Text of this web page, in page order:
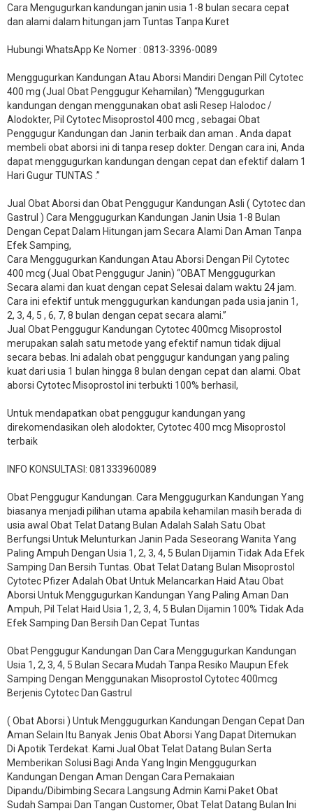
Cara Mengugurkan kandungan janin usia 1-8 bulan secara cepat
dan alami dalam hitungan jam Tuntas Tanpa Kuret
Hubungi WhatsApp Ke Nomer : 0813-3396-0089​
Menggugurkan Kandungan Atau Aborsi Mandiri Dengan Pill Cytotec
400 mg (Jual Obat Penggugur Kehamilan) “Menggugurkan
kandungan dengan menggunakan obat asli Resep Halodoc /
Alodokter, Pil Cytotec Misoprostol 400 mcg , sebagai Obat
Penggugur Kandungan dan Janin terbaik dan aman . Anda dapat
membeli obat aborsi ini di tanpa resep dokter. Dengan cara ini, Anda
dapat menggugurkan kandungan dengan cepat dan efektif dalam 1
Hari Gugur TUNTAS .”
Jual Obat Aborsi dan Obat Penggugur Kandungan Asli ( Cytotec dan
Gastrul ) Cara Menggugurkan Kandungan Janin Usia 1-8 Bulan
Dengan Cepat Dalam Hitungan jam Secara Alami Dan Aman Tanpa
Efek Samping,
Cara Menggugurkan Kandungan Atau Aborsi Dengan Pil Cytotec
400 mcg (Jual Obat Penggugur Janin) “OBAT Menggugurkan
Secara alami dan kuat dengan cepat Selesai dalam waktu 24 jam.
Cara ini efektif untuk menggugurkan kandungan pada usia janin 1,
2, 3, 4, 5 , 6, 7, 8 bulan dengan cepat secara alami.”
Jual Obat Penggugur Kandungan Cytotec 400mcg Misoprostol
merupakan salah satu metode yang efektif namun tidak dijual
secara bebas. Ini adalah obat penggugur kandungan yang paling
kuat dari usia 1 bulan hingga 8 bulan dengan cepat dan alami. Obat
aborsi Cytotec Misoprostol ini terbukti 100% berhasil,
Untuk mendapatkan obat penggugur kandungan yang
direkomendasikan oleh alodokter, Cytotec 400 mcg Misoprostol
terbaik
INFO KONSULTASI: 081333960089
​Obat Penggugur Kandungan. Cara Menggugurkan Kandungan Yang
biasanya menjadi pilihan utama apabila kehamilan masih berada di
usia awal Obat Telat Datang Bulan Adalah Salah Satu Obat
Berfungsi Untuk Melunturkan Janin Pada Seseorang Wanita Yang
Paling Ampuh Dengan Usia 1, 2, 3, 4, 5 Bulan Dijamin Tidak Ada Efek
Samping Dan Bersih Tuntas. Obat Telat Datang Bulan Misoprostol
Cytotec Pfizer Adalah Obat Untuk Melancarkan Haid Atau Obat
Aborsi Untuk Menggugurkan Kandungan Yang Paling Aman Dan
Ampuh, Pil Telat Haid Usia 1, 2, 3, 4, 5 Bulan Dijamin 100% Tidak Ada
Efek Samping Dan Bersih Dan Cepat Tuntas
Obat Penggugur Kandungan Dan Cara Menggugurkan Kandungan
Usia 1, 2, 3, 4, 5 Bulan Secara Mudah Tanpa Resiko Maupun Efek
Samping Dengan Menggunakan Misoprostol Cytotec 400mcg
Berjenis Cytotec Dan Gastrul
( Obat Aborsi ) Untuk Menggugurkan Kandungan Dengan Cepat Dan
Aman Selain Itu Banyak Jenis Obat Aborsi Yang Dapat Ditemukan
Di Apotik Terdekat. Kami Jual Obat Telat Datang Bulan Serta
Memberikan Solusi Bagi Anda Yang Ingin Menggugurkan
Kandungan Dengan Aman Dengan Cara Pemakaian
Dipandu/Dibimbing Secara Langsung Admin Kami Paket Obat
Sudah Sampai Dan Tangan Customer, Obat Telat Datang Bulan Ini